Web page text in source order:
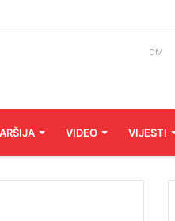
DM
VIDEO VIJESTI